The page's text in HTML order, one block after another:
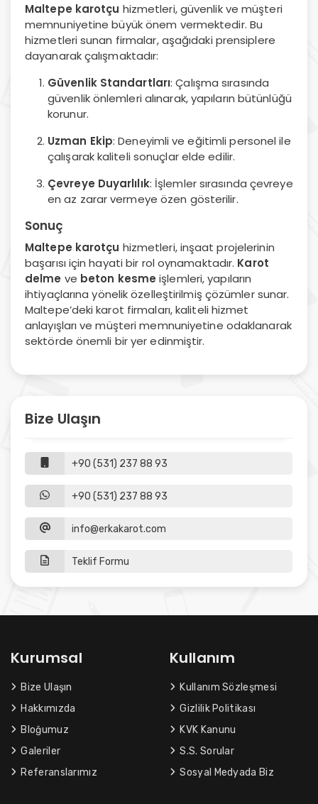
Maltepe karotçu hizmetleri, güvenlik ve müşteri
memnuniyetine büyük önem vermektedir. Bu
hizmetleri sunan firmalar, aşağıdaki prensiplere
dayanarak çalışmaktadır:
Güvenlik Standartları: Çalışma sırasında
güvenlik önlemleri alınarak, yapıların bütünlüğü
korunur.
Uzman Ekip: Deneyimli ve eğitimli personel ile
çalışarak kaliteli sonuçlar elde edilir.
Çevreye Duyarlılık: İşlemler sırasında çevreye
en az zarar vermeye özen gösterilir.
Sonuç
Maltepe karotçu hizmetleri, inşaat projelerinin
başarısı için hayati bir rol oynamaktadır. Karot
delme ve beton kesme işlemleri, yapıların
ihtiyaçlarına yönelik özelleştirilmiş çözümler sunar.
Maltepe’deki karot firmaları, kaliteli hizmet
anlayışları ve müşteri memnuniyetine odaklanarak
sektörde önemli bir yer edinmiştir.
Bize Ulaşın
+90 (531) 237 88 93
+90 (531) 237 88 93
info@erkakarot.com
Teklif Formu
Kurumsal
Bize Ulaşın
Hakkımızda
Bloğumuz
Galeriler
Referanslarımız
Kullanım
Kullanım Sözleşmesi
Gizlilik Politikası
KVK Kanunu
S.S. Sorular
Sosyal Medyada Biz